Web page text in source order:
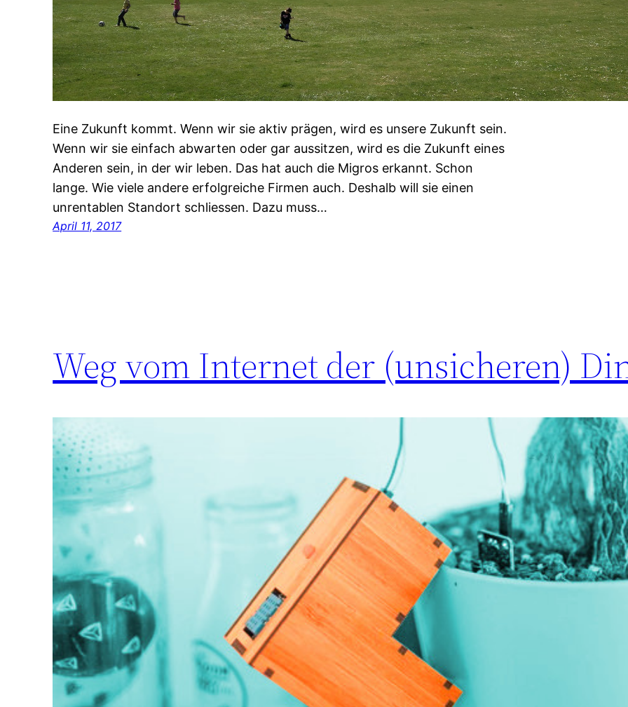
Eine Zukunft kommt. Wenn wir sie aktiv prägen, wird es unsere Zukunft sein.
Wenn wir sie einfach abwarten oder gar aussitzen, wird es die Zukunft eines
Anderen sein, in der wir leben. Das hat auch die Migros erkannt. Schon
lange. Wie viele andere erfolgreiche Firmen auch. Deshalb will sie einen
unrentablen Standort schliessen. Dazu muss…
April 11, 2017
Weg vom Internet der (unsicheren)